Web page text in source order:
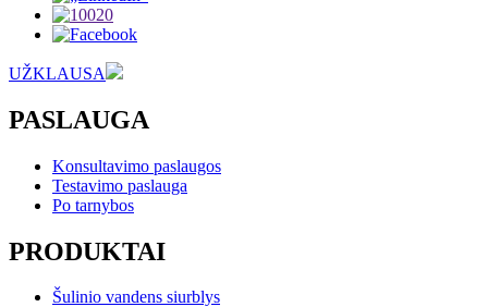
UŽKLAUSA
PASLAUGA
Konsultavimo paslaugos
Testavimo paslauga
Po tarnybos
PRODUKTAI
Šulinio vandens siurblys